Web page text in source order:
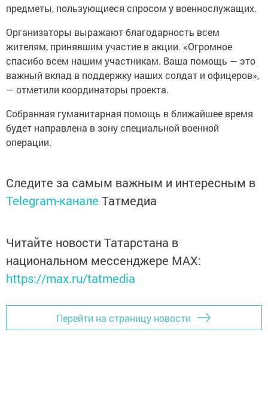
предметы, пользующиеся спросом у военнослужащих.
Организаторы выражают благодарность всем
жителям, принявшим участие в акции. «Огромное
спасибо всем нашим участникам. Ваша помощь — это
важный вклад в поддержку наших солдат и офицеров»,
— отметили координаторы проекта.
Собранная гуманитарная помощь в ближайшее время
будет направлена в зону специальной военной
операции.
Следите за самым важным и интересным в
Telegram-канале Татмедиа
Читайте новости Татарстана в
национальном мессенджере MАХ:
https://max.ru/tatmedia
Перейти на страницу новости